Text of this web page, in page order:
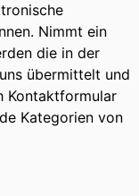
Nimmt ein
die in der
übermittelt und
Kontaktformular
Kategorien von